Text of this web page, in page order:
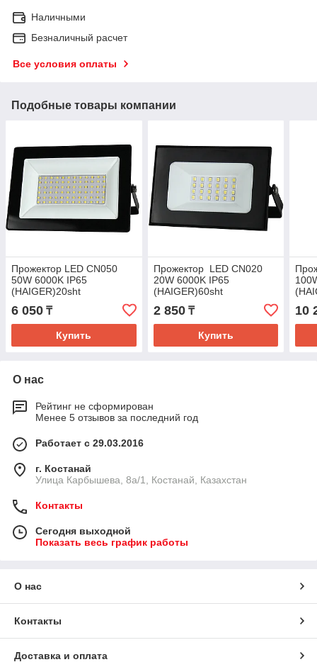
Наличными
Безналичный расчет
Все условия оплаты
Подобные товары компании
Прожектор LED CN050
50W 6000K IP65
(HAIGER)20sht
6 050 ₸
Купить
Прожектор LED CN020
20W 6000K IP65
(HAIGER)60sht
2 850₸
Купить
10
О нас
Рейтинг не сформирован
Менее 5 отзывов за последний год
Работает с 29.03.2016
г. Костанай
Улица Карбышева, 8а/1, Костанай, Казахстан
Контакты
Сегодня выходной
Показать весь график работы
О нас
Контакты
Доставка и оплата